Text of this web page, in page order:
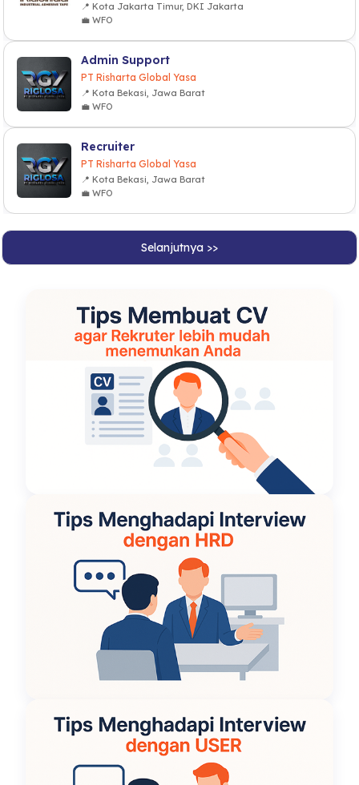
📍 Kota Jakarta Timur, DKI Jakarta
💼 WFO
Admin Support
PT Risharta Global Yasa
📍 Kota Bekasi, Jawa Barat
💼 WFO
Recruiter
PT Risharta Global Yasa
📍 Kota Bekasi, Jawa Barat
💼 WFO
Selanjutnya >>